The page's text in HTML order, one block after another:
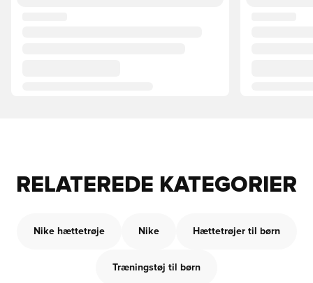
RELATEREDE KATEGORIER
Nike hættetrøje Nike Hættetrøjer til børn
Træningstøj til børn